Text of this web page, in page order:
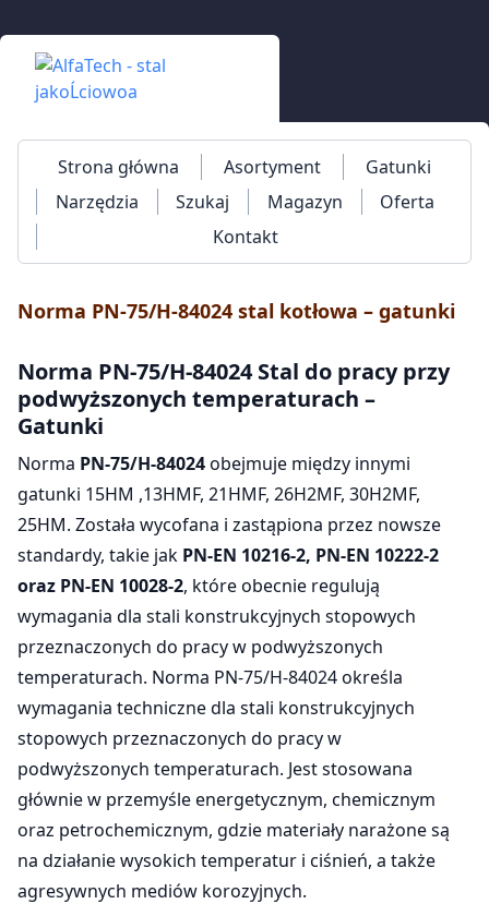
Strona główna Asortyment
Gatunki
Narzędzia
Szukaj Magazyn
Oferta
Kontakt
Norma PN-75/H-84024 stal kotłowa – gatunki
Norma PN-75/H-84024 Stal do pracy przy
podwyższonych temperaturach –
Gatunki
Norma PN-75/H-84024obejmuje między innymi
gatunki 15HM ,13HMF, 21HMF, 26H2MF, 30H2MF,
25HM. Została wycofana i zastąpiona przez nowsze
standardy, takie jak PN-EN 10216-2, PN-EN 10222-2
oraz PN-EN 10028-2, które obecnie regulują
wymagania dla stali konstrukcyjnych stopowych
przeznaczonych do pracy w podwyższonych
temperaturach. Norma PN-75/H-84024 określa
wymagania techniczne dla stali konstrukcyjnych
stopowych przeznaczonych do pracy w
podwyższonych temperaturach. Jest stosowana
głównie w przemyśle energetycznym, chemicznym
oraz petrochemicznym, gdzie materiały narażone są
na działanie wysokich temperatur i ciśnień, a także
agresywnych mediów korozyjnych.